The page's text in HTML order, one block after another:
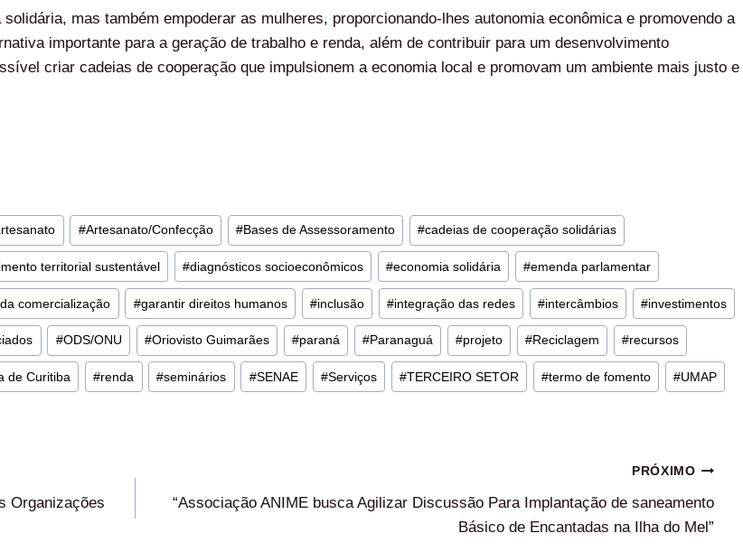
mas também empoderar as mulheres, proporcionando-lhes autonomia econômica e promovendo a
importante para a geração de trabalho e renda, além de contribuir para um desenvolvimento
criar cadeias de cooperação que impulsionem a economia local e promovam um ambiente mais justo e
#Artesanato/Confecção #Bases de Assessoramento #cadeias de cooperação solidárias
territorial sustentável #diagnósticos socioeconômicos #economia solidária #emenda parlamentar
comercialização #garantir direitos humanos #inclusão #integração das redes #intercâmbios #investimentos
#ODS/ONU #Oriovisto Guimarães #paraná #Paranaguá #projeto #Reciclagem #recursos
de Curitiba #renda #seminários #SENAE #Serviços #TERCEIRO SETOR #termo de fomento #UMAP
Organizações
PRÓXIMO
“Associação ANIME busca Agilizar Discussão Para Implantação de saneamento
Básico de Encantadas na Ilha do Mel”